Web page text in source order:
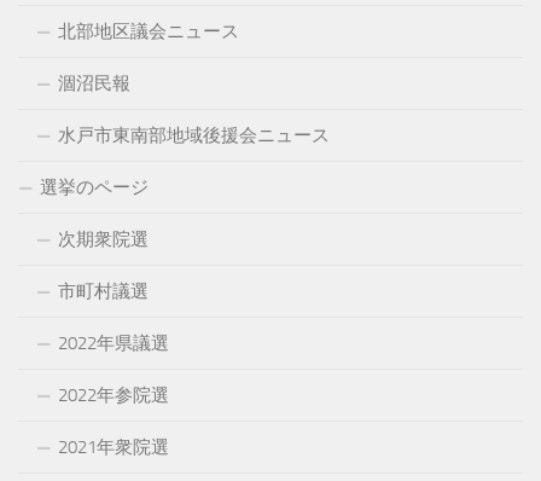
北部地区議会ニュース
涸沼民報
水戸市東南部地域後援会ニュース
選挙のページ
次期衆院選
市町村議選
2022年県議選
2022年参院選
2021年衆院選